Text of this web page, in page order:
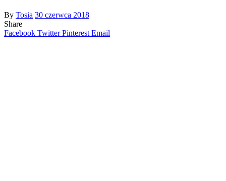
By Tosia 30 czerwca 2018
Share
Facebook Twitter Pinterest Email